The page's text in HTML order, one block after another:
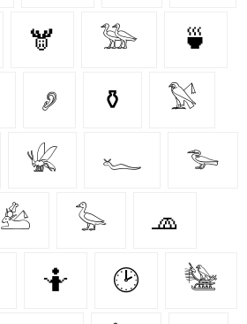
🫎 𓅺 🍵
𓂈 ⚱️ 𓅄
𓆤 𓆑 𓅧
𓃕 𓅭 🧢
🤷 🕑 𓅋